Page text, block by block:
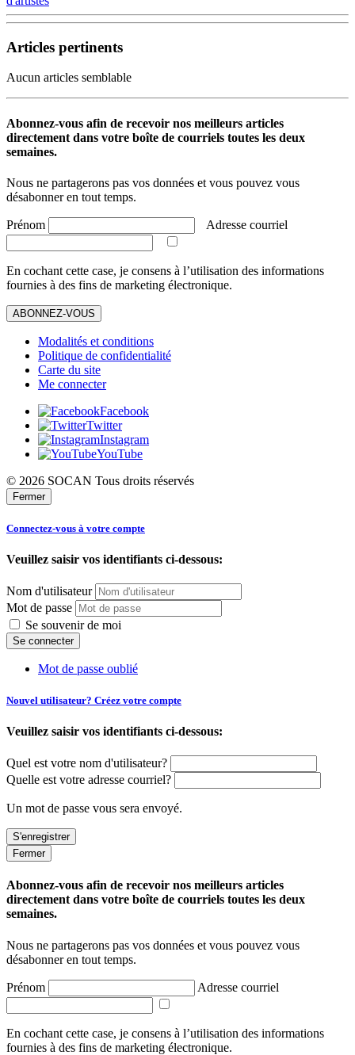
Articles pertinents
Aucun articles semblable
Abonnez-vous afin de recevoir nos meilleurs articles
directement dans votre boîte de courriels toutes les deux
semaines.
Nous ne partagerons pas vos données et vous pouvez vous
désabonner en tout temps.
Prénom Adresse courriel
En cochant cette case, je consens à l’utilisation des informations
fournies à des fins de marketing électronique.
ABONNEZ-VOUS
Modalités et conditions
Politique de confidentialité
Carte du site
Me connecter
Facebook
Twitter
Instagram
YouTube
© 2026 SOCAN Tous droits réservés
Fermer
Connectez-vous à votre compte
Veuillez saisir vos identifiants ci-dessous:
Nom d'utilisateur
Mot de passe
Se souvenir de moi
Mot de passe oublié
Nouvel utilisateur? Créez votre compte
Veuillez saisir vos identifiants ci-dessous:
Quel est votre nom d'utilisateur?
Quelle est votre adresse courriel?
Un mot de passe vous sera envoyé.
Fermer
Abonnez-vous afin de recevoir nos meilleurs articles
directement dans votre boîte de courriels toutes les deux
semaines.
Nous ne partagerons pas vos données et vous pouvez vous
désabonner en tout temps.
Prénom Adresse courriel
En cochant cette case, je consens à l’utilisation des informations
fournies à des fins de marketing électronique.